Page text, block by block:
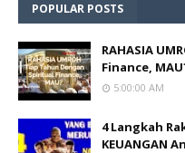
POPULAR POSTS
RAHASIA
Finance,
5:00:00 AM
4 Langkah
KEUANGAN